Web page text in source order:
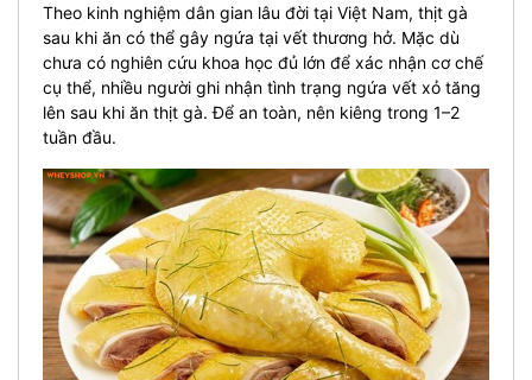
Theo kinh nghiệm dân gian lâu đời tại Việt Nam, thịt gà
sau khi ăn có thể gây ngứa tại vết thương hở. Mặc dù
chưa có nghiên cứu khoa học đủ lớn để xác nhận cơ chế
cụ thể, nhiều người ghi nhận tình trạng ngứa vết xỏ tăng
lên sau khi ăn thịt gà. Để an toàn, nên kiêng trong 1–2
tuần đầu.